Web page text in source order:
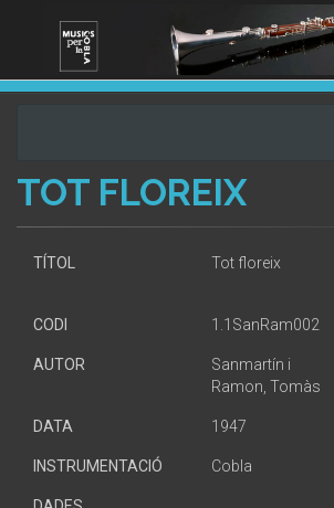
TOT FLOREIX
TÍTOL Tot floreix
CODI 1.1SanRam002
AUTOR
Sanmartín i
Ramon, Tomàs
DATA 1947
INSTRUMENTACIÓ Cobla